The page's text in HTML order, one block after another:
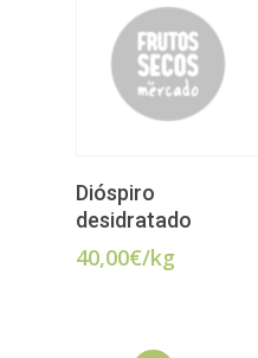
LER MAIS
Dióspiro
desidratado
40,00€/kg